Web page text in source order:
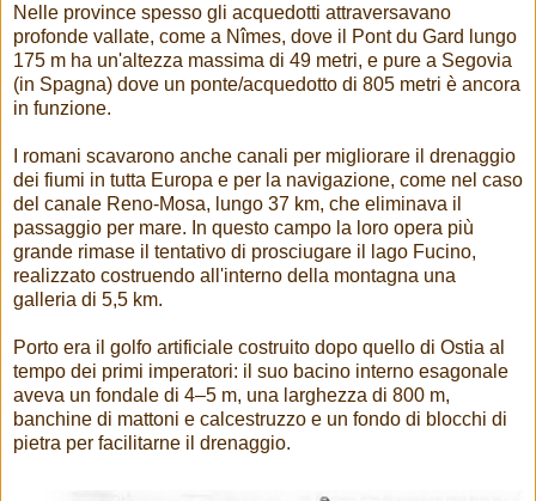
Nelle province spesso gli acquedotti attraversavano
profonde vallate, come a Nîmes, dove il Pont du Gard lungo
175 m ha un'altezza massima di 49 metri, e pure a Segovia
(in Spagna) dove un ponte/acquedotto di 805 metri è ancora
in funzione.
I romani scavarono anche canali per migliorare il drenaggio
dei fiumi in tutta Europa e per la navigazione, come nel caso
del canale Reno-Mosa, lungo 37 km, che eliminava il
passaggio per mare. In questo campo la loro opera più
grande rimase il tentativo di prosciugare il lago Fucino,
realizzato costruendo all'interno della montagna una
galleria di 5,5 km.
Porto era il golfo artificiale costruito dopo quello di Ostia al
tempo dei primi imperatori: il suo bacino interno esagonale
aveva un fondale di 4–5 m, una larghezza di 800 m,
banchine di mattoni e calcestruzzo e un fondo di blocchi di
pietra per facilitarne il drenaggio.